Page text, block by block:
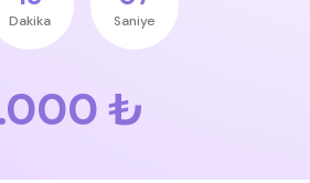
Dakika Saniye
₺